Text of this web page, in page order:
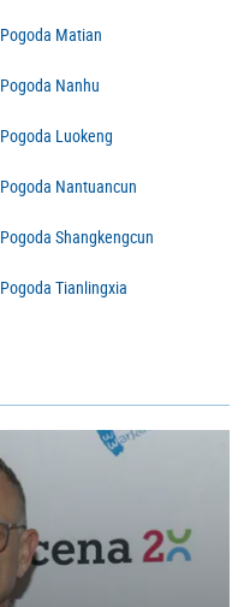
Pogoda Matian
Pogoda Nanhu
Pogoda Luokeng
Pogoda Nantuancun
Pogoda Shangkengcun
Pogoda Tianlingxia